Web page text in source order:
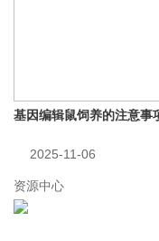
基因编辑鼠饲养的注意事
2025-11-06
资源中心